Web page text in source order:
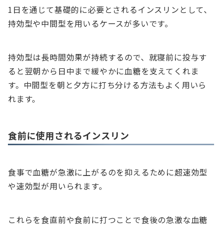
1日を通じて基礎的に必要とされるインスリンとして、
持効型や中間型を用いるケースが多いです。
持効型は長時間効果が持続するので、就寝前に投与す
ると翌朝から日中まで緩やかに血糖を支えてくれま
す。中間型を朝と夕方に打ち分ける方法もよく用いら
れます。
食前に使用されるインスリン
食事で血糖が急激に上がるのを抑えるために超速効型
や速効型が用いられます。
これらを食直前や食前に打つことで食後の急激な血糖